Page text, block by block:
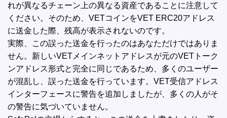
れが異なるチェーン上の異なる資産であることに注意して
ください。そのため、VETコインをVET ERC20アドレス
に送金した際、残高が表示されないのです。
実際、この誤った送金を行ったのはあなただけではありま
せん。新しいVETメインネットアドレスが元のVETトーク
ンアドレス形式と完全に同じであるため、多くのユーザー
が混乱し、誤った送金を行っています。VET受信アドレス
インターフェースに警告を追加しましたが、多くの人がそ
の警告に気づいていません。